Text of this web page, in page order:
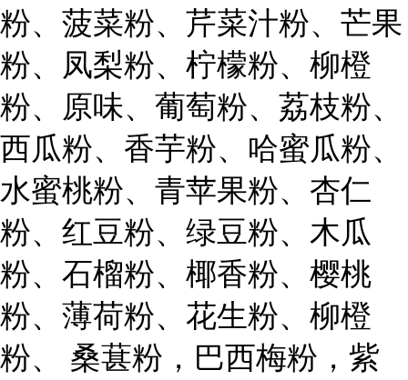
粉、菠菜粉、芹菜汁粉、芒果
粉、凤梨粉、柠檬粉、柳橙
粉、原味、葡萄粉、荔枝粉、
西瓜粉、香芋粉、哈蜜瓜粉、
水蜜桃粉、青苹果粉、杏仁
粉、红豆粉、绿豆粉、木瓜
粉、石榴粉、椰香粉、樱桃
粉、薄荷粉、花生粉、柳橙
粉、 桑葚粉，巴西梅粉，紫